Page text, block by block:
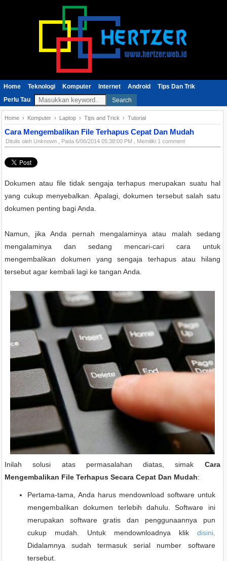
Home Teknologi Komputer Internet Android
Tips Dan Trik
Perlu Tau
Search
Home › Komputer › Laptop › Tips and Trick › Tutorial
Cara Mengembalikan File Terhapus Cepat Dan Mudah
Ditulis oleh Unknown , Pada 6/06/2014 05:38:00 PM , Memiliki 1 comment
Dokumen atau file tidak sengaja terhapus merupakan suatu hal
yang cukup menyebalkan. Apalagi, dokumen tersebut salah satu
dokumen penting bagi Anda.
Namun, jika Anda pernah mengalaminya atau malah sedang
mengalaminya dan sedang mencari-cari cara untuk
mengembalikan dokumen yang sengaja terhapus atau hilang
tersebut agar kembali lagi ke tangan Anda.
Inilah solusi atas permasalahan diatas, simak Cara
Mengembalikan File Terhapus Secara Cepat Dan Mudah:
Pertama-tama, Anda harus mendownload software untuk
mengembalikan dokumen terlebih dahulu. Software ini
merupakan software gratis dan penggunaannya pun
cukup mudah. Untuk mendownloadnya klik disini.
Didalamnya sudah termasuk serial number software
tersebut.